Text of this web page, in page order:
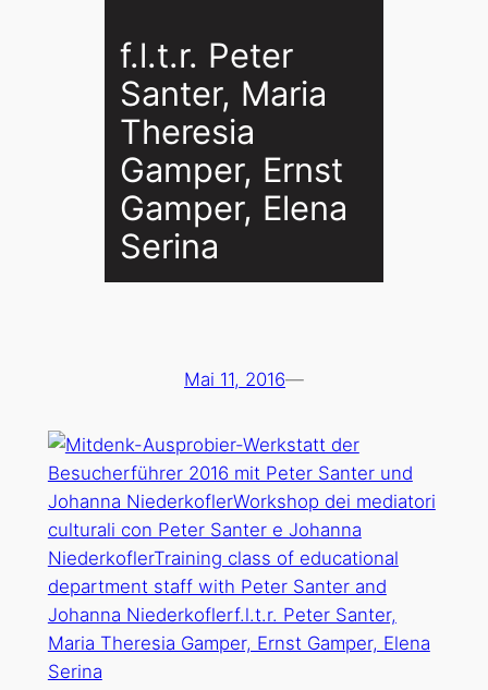
f.l.t.r. Peter
Santer, Maria
Theresia
Gamper, Ernst
Gamper, Elena
Serina
Mai 11, 2016—